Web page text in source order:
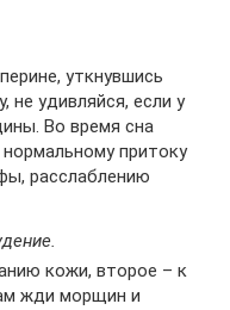
уткнувшись
удивляйся, если у
Во время сна
притоку
расслаблению
кожи, второе – к
жди морщин и